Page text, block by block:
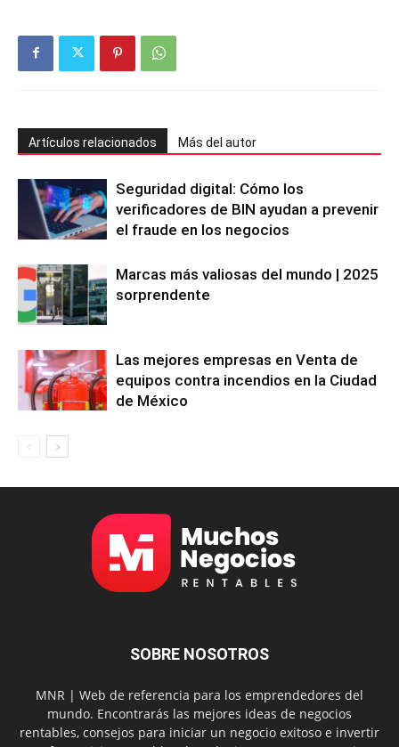
Artículos relacionados Más del autor
Seguridad digital: Cómo los
verificadores de BIN ayudan a prevenir
el fraude en los negocios
Marcas más valiosas del mundo | 2025
sorprendente
Las mejores empresas en Venta de
equipos contra incendios en la Ciudad
de México
SOBRE NOSOTROS
MNR | Web de referencia para los emprendedores del
mundo. Encontrarás las mejores ideas de negocios
rentables, consejos para iniciar un negocio exitoso e invertir